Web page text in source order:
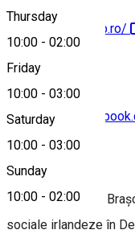
Thursday
10:00 - 02:00
Friday
10:00 - 03:00
Saturday
10:00 - 03:00
Sunday
10:00 - 02:00
http://deanes-pub.ro/
https://
În centrul vechi al
sociale irlandeze în